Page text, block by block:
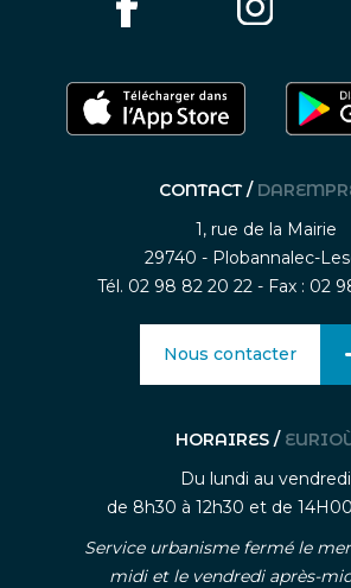
CONTACT /
1, rue de la Mairie
29740 - Plobannalec-
Tél. 02 98 82 20 22 - Fax : 02
Nous contacter
HORAIRES /
Du lundi au vendredi
de 8h30 à 12h30 et de
Service urbanisme fermé le
midi et le vendredi après-